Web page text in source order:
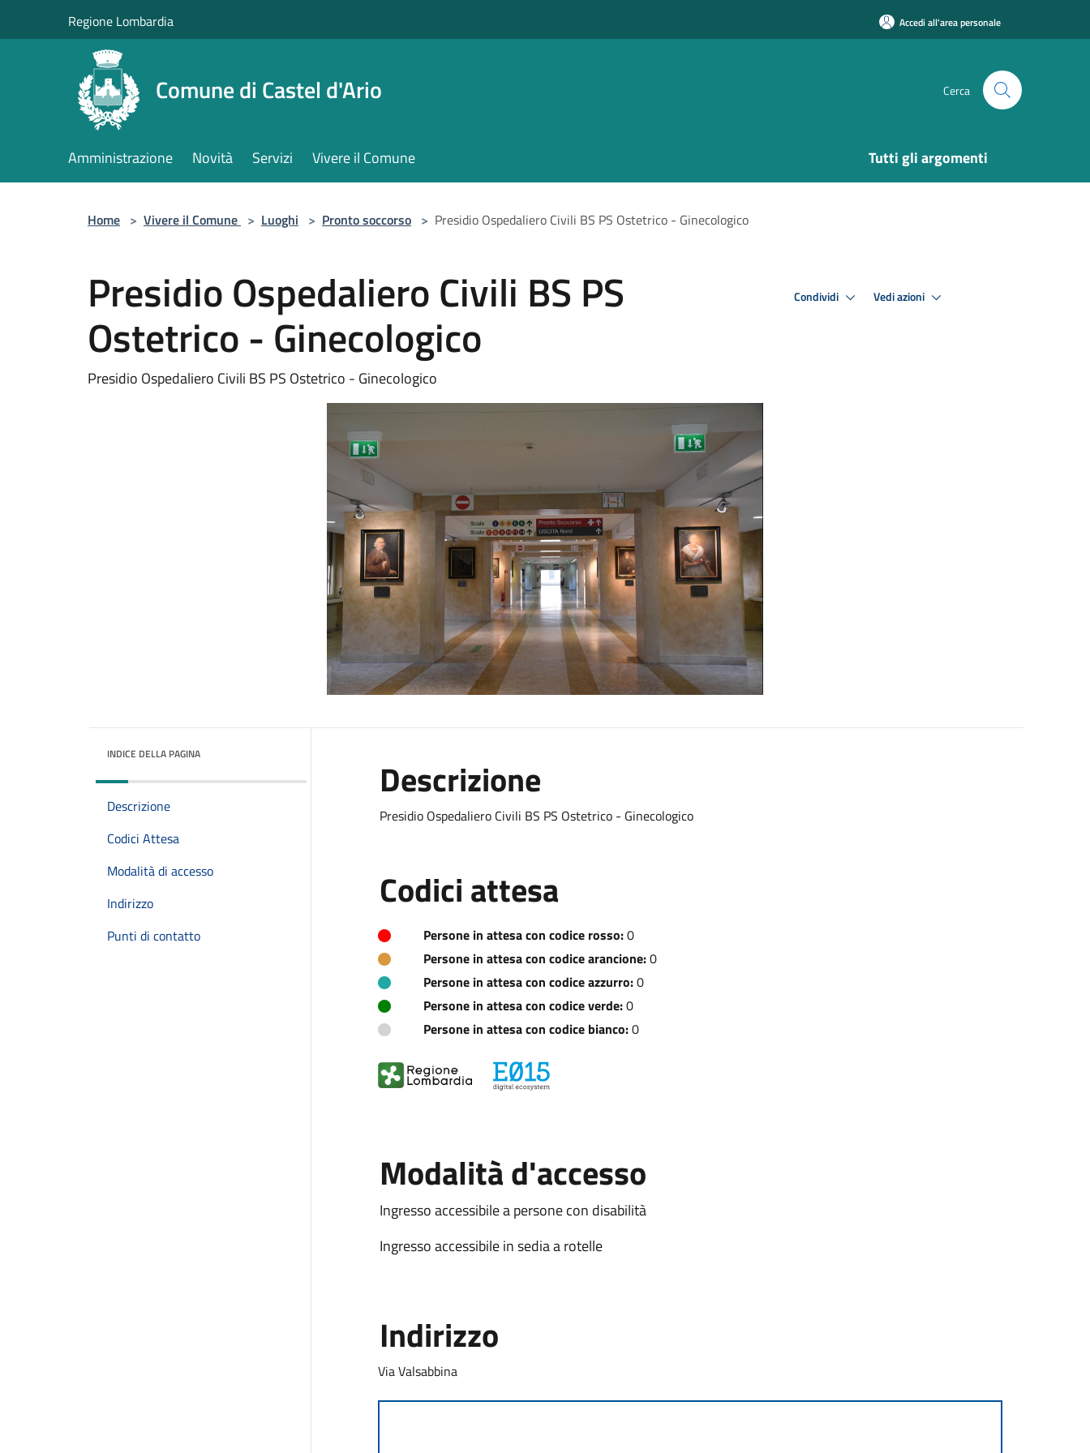
Regione Lombardia Accedi all'area personale
Comune di Castel d'Ario Cerca
Amministrazione Novità Servizi Vivere il Comune Tutti gli argomenti
Home > Vivere il Comune > Luoghi > Pronto soccorso > Presidio Ospedaliero Civili BS PS Ostetrico - Ginecologico
Presidio Ospedaliero Civili BS PS
Ostetrico - Ginecologico
Presidio Ospedaliero Civili BS PS Ostetrico - Ginecologico
Condividi Vedi azioni
INDICE DELLA PAGINA
Descrizione
Codici Attesa
Modalità di accesso
Indirizzo
Punti di contatto
Descrizione
Presidio Ospedaliero Civili BS PS Ostetrico - Ginecologico
Codici attesa
Persone in attesa con codice rosso:0
Persone in attesa con codice arancione:0
Persone in attesa con codice azzurro:0
Persone in attesa con codice verde:0
Persone in attesa con codice bianco:0
Modalità d'accesso
Ingresso accessibile a persone con disabilità
Ingresso accessibile in sedia a rotelle
Indirizzo
Via Valsabbina